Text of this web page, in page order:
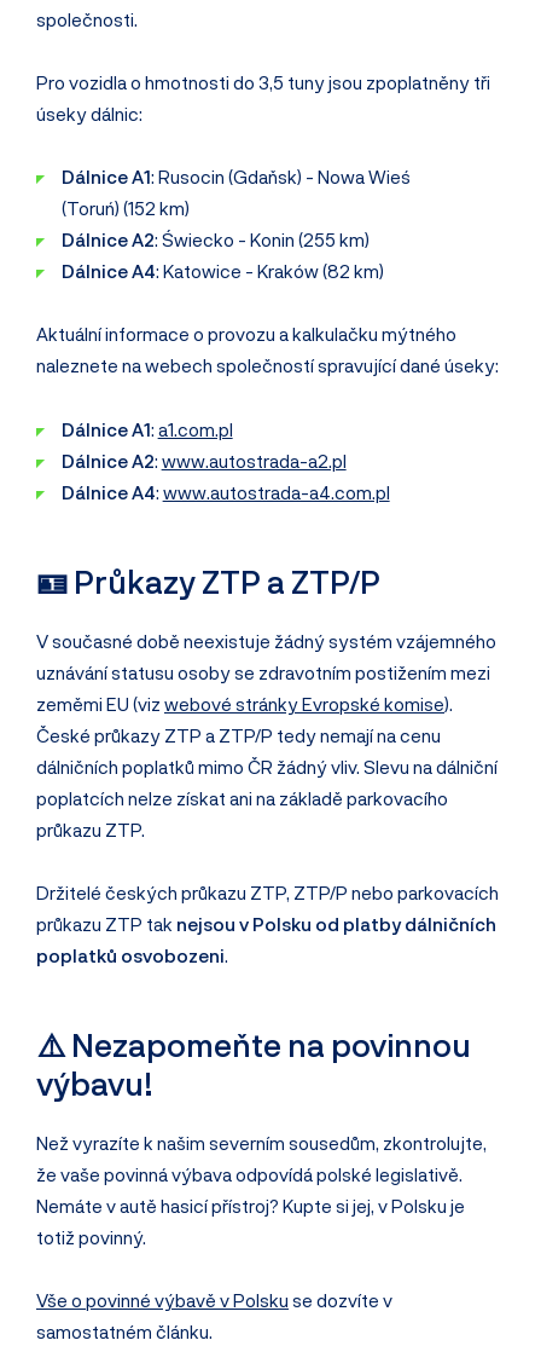
společnosti.
Pro vozidla o hmotnosti do 3,5 tuny jsou zpoplatněny tři
úseky dálnic:
Dálnice A1: Rusocin (Gdaňsk) - Nowa Wieś
(Toruń) (152 km)
Dálnice A2: Świecko - Konin (255 km)
Dálnice A4: Katowice - Kraków (82 km)
Aktuální informace o provozu a kalkulačku mýtného
naleznete na webech společností spravující dané úseky:
Dálnice A1: a1.com.pl
Dálnice A2: www.autostrada-a2.pl
Dálnice A4: www.autostrada-a4.com.pl
🪪 Průkazy ZTP a ZTP/P
V současné době neexistuje žádný systém vzájemného
uznávání statusu osoby se zdravotním postižením mezi
zeměmi EU (viz webové stránky Evropské komise).
České průkazy ZTP a ZTP/P tedy nemají na cenu
dálničních poplatků mimo ČR žádný vliv. Slevu na dálniční
poplatcích nelze získat ani na základě parkovacího
průkazu ZTP.
Držitelé českých průkazu ZTP, ZTP/P nebo parkovacích
průkazu ZTP tak nejsou v Polsku od platby dálničních
poplatků osvobozeni.
⚠️ Nezapomeňte na povinnou
výbavu!
Než vyrazíte k našim severním sousedům, zkontrolujte,
že vaše povinná výbava odpovídá polské legislativě.
Nemáte v autě hasicí přístroj? Kupte si jej, v Polsku je
totiž povinný.
Vše o povinné výbavě v Polsku se dozvíte v
samostatném článku.